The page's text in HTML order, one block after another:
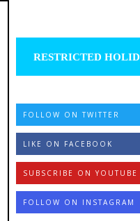
RESTRICTED
FOLLOW ON TWITTER
LIKE ON FACEBOOK
SUBSCRIBE ON YOUTUBE
FOLLOW ON INSTAGRAM